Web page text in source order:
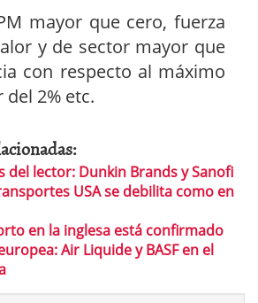
mayor que cero, fuerza
y de sector mayor que
con respecto al máximo
2% etc.
del lector: Dunkin Brands y Sanofi
USA se debilita como en
en la inglesa está confirmado
Air Liquide y BASF en el